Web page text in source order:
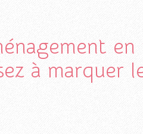
en
à marquer